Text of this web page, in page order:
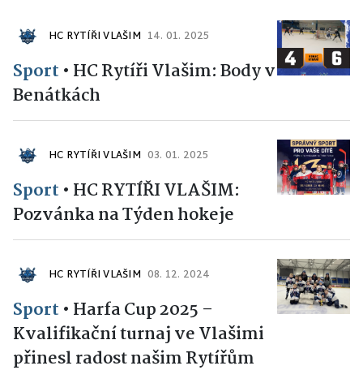
HC RYTÍŘI VLAŠIM 14. 01. 2025
Sport • HC Rytíři Vlašim: Body v
Benátkách
HC RYTÍŘI VLAŠIM 03. 01. 2025
Sport • HC RYTÍŘI VLAŠIM:
Pozvánka na Týden hokeje
HC RYTÍŘI VLAŠIM 08. 12. 2024
Sport • Harfa Cup 2025 –
Kvalifikační turnaj ve Vlašimi
přinesl radost našim Rytířům